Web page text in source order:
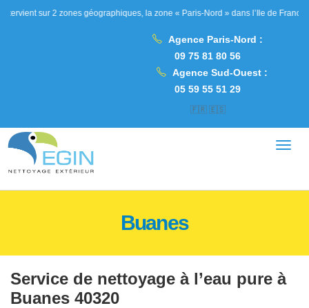
2 zones géographiques, la zone « Paris-Nord » dans l’Ile de France, les
Agence Paris-Nord :
09 75 81 80 56
Agence Sud-Ouest :
05 59 55 51 29
🇫🇷 🇪🇸
Buanes
Service de nettoyage à l’eau pure à
Buanes 40320